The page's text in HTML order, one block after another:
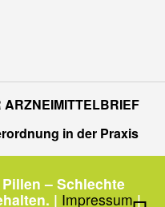
ARZNEIMITTELBRIEF
in der Praxis
– Schlechte
| Impressum |